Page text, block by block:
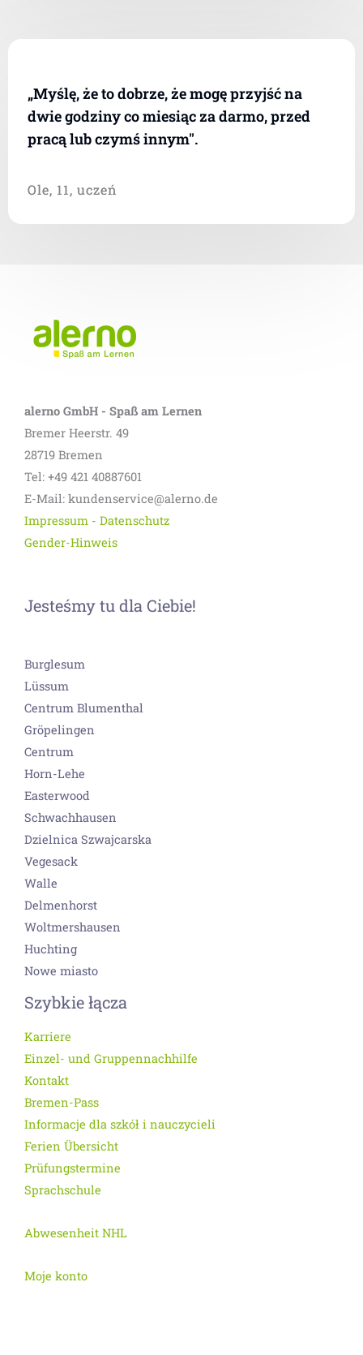
„Myślę, że to dobrze, że mogę przyjść na
dwie godziny co miesiąc za darmo, przed
pracą lub czymś innym".
Ole, 11, uczeń
alerno GmbH - Spaß am Lernen
Bremer Heerstr. 49
28719 Bremen
Tel: +49 421 40887601
E-Mail: kundenservice@alerno.de
Impressum - Datenschutz
Gender-Hinweis
Jesteśmy tu dla Ciebie!
Burglesum
Lüssum
Centrum Blumenthal
Gröpelingen
Centrum
Horn-Lehe
Easterwood
Schwachhausen
Dzielnica Szwajcarska
Vegesack
Walle
Delmenhorst
Woltmershausen
Huchting
Nowe miasto
Szybkie łącza
Karriere
Einzel- und Gruppennachhilfe
Kontakt
Bremen-Pass
Informacje dla szkół i nauczycieli
Ferien Übersicht
Prüfungstermine
Sprachschule
Abwesenheit NHL
Moje konto